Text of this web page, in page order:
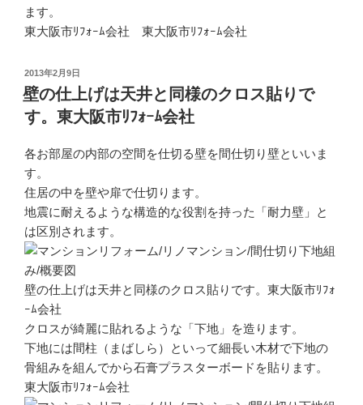
ます。
東大阪市ﾘﾌｫｰﾑ会社 東大阪市ﾘﾌｫｰﾑ会社
投
稿
日:
2013年2月9日
壁の仕上げは天井と同様のクロス貼りで
す。東大阪市ﾘﾌｫｰﾑ会社
各お部屋の内部の空間を仕切る壁を間仕切り壁といいま
す。
住居の中を壁や扉で仕切ります。
地震に耐えるような構造的な役割を持った「耐力壁」と
は区別されます。
壁の仕上げは天井と同様のクロス貼りです。東大阪市ﾘﾌｫ
ｰﾑ会社
クロスが綺麗に貼れるような「下地」を造ります。
下地には間柱（まばしら）といって細長い木材で下地の
骨組みを組んでから石膏プラスターボードを貼ります。
東大阪市ﾘﾌｫｰﾑ会社